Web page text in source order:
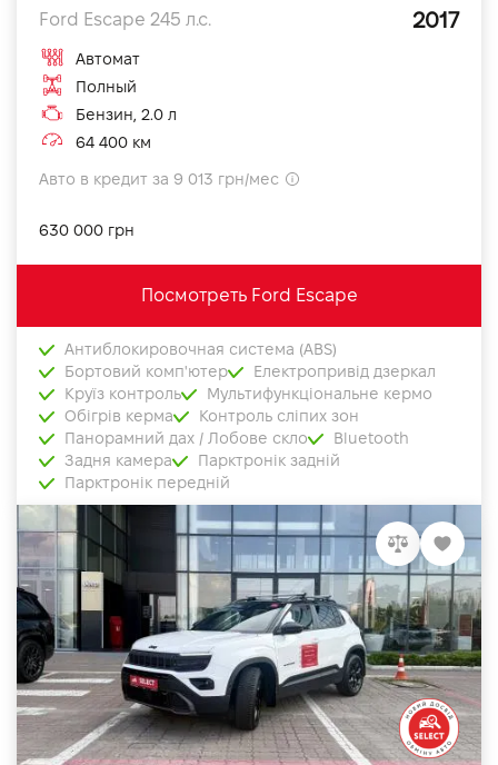
Ford Escape 245 л.с. 2017
Автомат
Полный
Бензин, 2.0 л
64 400 км
Авто в кредит за 9 013 грн/мес
630 000 грн
Посмотреть Ford Escape
Антиблокировочная система (ABS)
Бортовий комп'ютер
Електропривід дзеркал
Круїз контроль
Мультифункціональне кермо
Обігрів керма
Контроль сліпих зон
Панорамний дах / Лобове скло
Bluetooth
Задня камера
Парктронік задній
Парктронік передній